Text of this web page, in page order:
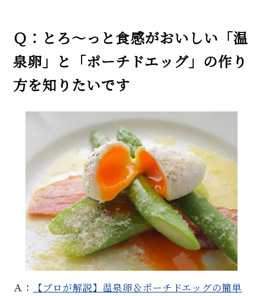
Ｑ：とろ～っと食感がおいしい「温
泉卵」と「ポーチドエッグ」の作り
方を知りたいです
Ａ：
【プロが解説】温泉卵＆ポーチドエッグの簡単